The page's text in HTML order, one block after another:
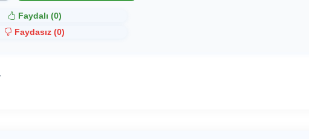
Faydalı (0)
Faydasız (0)